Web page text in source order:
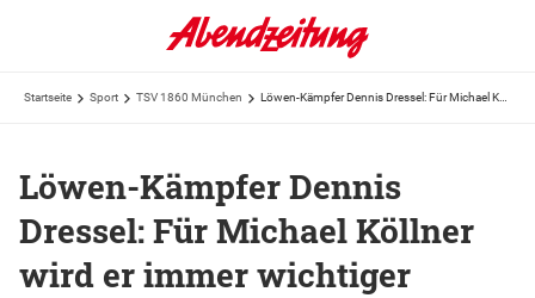
Startseite Sport TSV 1860 München
Löwen-Kämpfer Dennis
Dressel: Für Michael Köllner
wird er immer wichtiger